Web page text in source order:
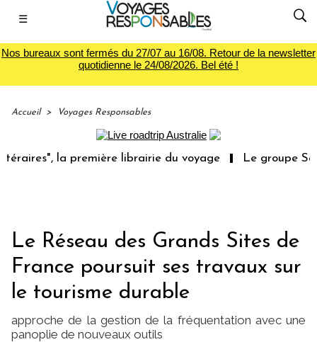
☰
Nos bureaux sont fermés du 27/07 au 16/08. Retour de la newsletter
quotidienne le 24/08/2026. Bel été !
Accueil > Voyages Responsables
la première librairie du voyage Le groupe Sainte-
Le Réseau des Grands Sites de
France poursuit ses travaux sur
le tourisme durable
approche de la gestion de la fréquentation avec une
panoplie de nouveaux outils